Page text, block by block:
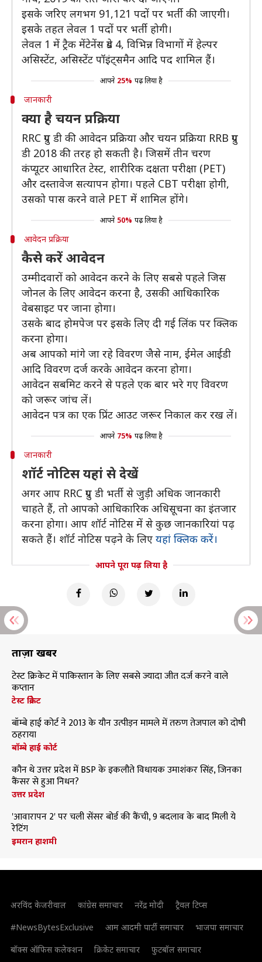
इसके जरिए लगभग 91,121 पदों पर भर्ती की जाएगी।
इसके तहत लेवल 1 पदों पर भर्ती होगी।
लेवल 1 में ट्रैक मेंटेनेंस ग्रेड 4, विभिन्न विभागों में हेल्पर
असिस्टेंट, असिस्टेंट पॉइंट्समैन आदि पद शामिल हैं।
आपने 25% पढ़ लिया है
जानकारी
क्या है चयन प्रक्रिया
RRC ग्रुप डी की आवेदन प्रक्रिया और चयन प्रक्रिया RRB ग्रुप
डी 2018 की तरह हो सकती है। जिसमें तीन चरण
कंप्यूटर आधारित टेस्ट, शारीरिक दक्षता परीक्षा (PET)
और दस्तावेज सत्यापन होगा। पहले CBT परीक्षा होगी,
उसको पास करने वाले PET में शामिल होंगे।
आपने 50% पढ़ लिया है
आवेदन प्रक्रिया
कैसे करें आवेदन
उम्मीदवारों को आवेदन करने के लिए सबसे पहले जिस
जोनल के लिए आवेदन करना है, उसकी आधिकारिक
वेबसाइट पर जाना होगा।
उसके बाद होमपेज पर इसके लिए दी गई लिंक पर क्लिक
करना होगा।
अब आपको मांगे जा रहे विवरण जैसे नाम, ईमेल आईडी
आदि विवरण दर्ज करके आवेदन करना होगा।
आवेदन सबमिट करने से पहले एक बार भरे गए विवरण
को जरूर जांच लें।
आवेदन पत्र का एक प्रिंट आउट जरूर निकाल कर रख लें।
आपने 75% पढ़ लिया है
जानकारी
शॉर्ट नोटिस यहां से देखें
अगर आप RRC ग्रुप डी भर्ती से जुड़ी अधिक जानकारी
चाहते हैं, तो आपको आधिकारिक अधिसूचना का इंतजार
करना होगा। आप शॉर्ट नोटिस में से कुछ जानकारियां पढ़
सकते हैं। शॉर्ट नोटिस पढ़ने के लिए यहां क्लिक करें।
आपने पूरा पढ़ लिया है
ताज़ा खबरें
टेस्ट क्रिकेट में पाकिस्तान के लिए सबसे ज्यादा जीत दर्ज करने वाले
कप्तान
टेस्ट क्रिकेट
बॉम्बे हाई कोर्ट ने 2013 के यौन उत्पीड़न मामले में तरुण तेजपाल को दोषी
ठहराया
बॉम्बे हाई कोर्ट
कौन थे उत्तर प्रदेश में BSP के इकलौते विधायक उमाशंकर सिंह, जिनका
कैंसर से हुआ निधन?
उत्तर प्रदेश
'आवारापन 2' पर चली सेंसर बोर्ड की कैंची, 9 बदलाव के बाद मिली ये
रेटिंग
इमरान हाशमी
अरविंद केजरीवाल कांग्रेस समाचार नरेंद्र मोदी
ट्रैवल टिप्स
#NewsBytesExclusive
आम आदमी पार्टी समाचार
भाजपा समाचार
बॉक्स ऑफिस कलेक्शन
क्रिकेट समाचार फुटबॉल समाचार